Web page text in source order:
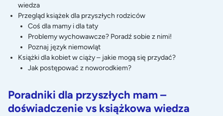
wiedza
Przegląd książek dla przyszłych rodziców
Coś dla mamy i dla taty
Problemy wychowawcze? Poradź sobie z nimi!
Poznaj język niemowląt
Książki dla kobiet w ciąży – jakie mogą się przydać?
Jak postępować z noworodkiem?
Poradniki dla przyszłych mam –
doświadczenie vs książkowa wiedza